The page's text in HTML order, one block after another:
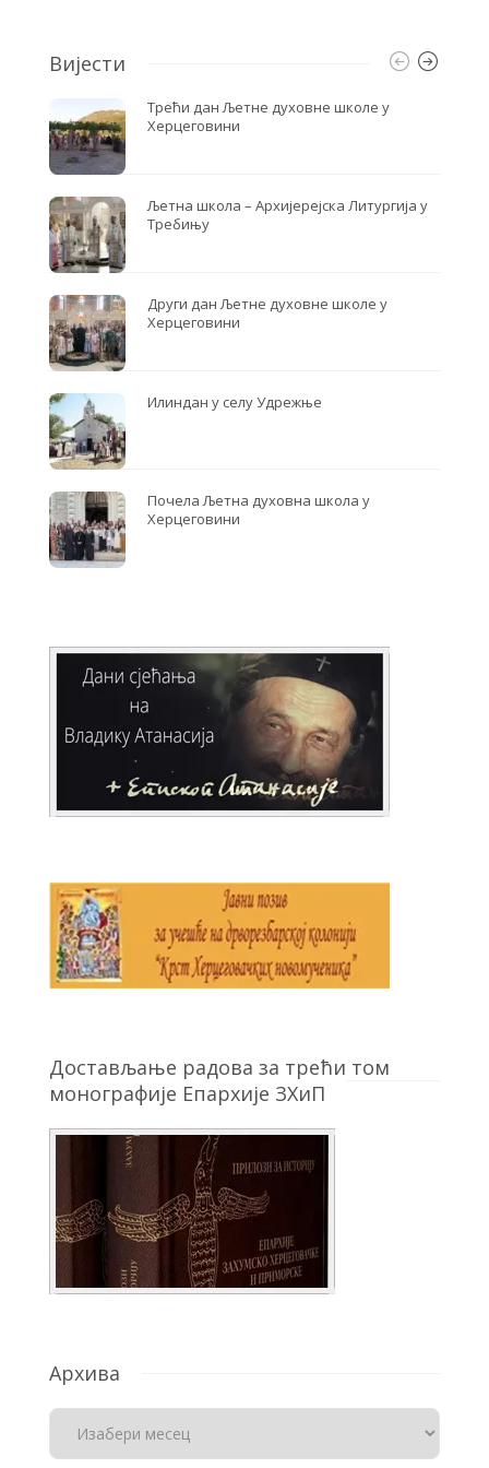
Вијести
Трећи дан Љетне духовне школе у
Херцеговини
Љетна школа – Архијерејска Литургија у
Требињу
Други дан Љетне духовне школе у
Херцеговини
Илиндан у селу Удрежње
Почела Љетна духовна школа у
Херцеговини
Достављање радова за трећи том
монографије Епархије ЗХиП
Архива